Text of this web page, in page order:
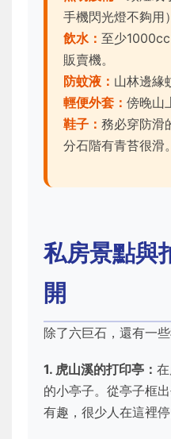
手機閃光燈不夠用
飲水： 至少
販賣機。
防蚊液： 山林邊緣
輕便外套： 傍晚山
鞋子： 務必穿防滑
分石階有青苔很滑。
私房景點與
開
除了六巨石，還有一
1. 虎山溪的打印亭：
的小亭子。從亭子框
有趣，很少人在這裡停